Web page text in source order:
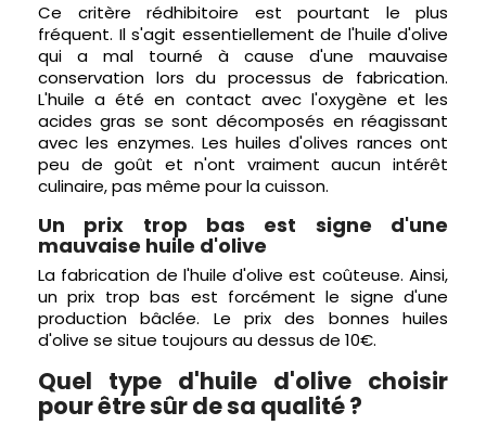
Ce critère rédhibitoire est pourtant le plus
fréquent. Il s'agit essentiellement de l'huile d'olive
qui a mal tourné à cause d'une mauvaise
conservation lors du processus de fabrication.
L'huile a été en contact avec l'oxygène et les
acides gras se sont décomposés en réagissant
avec les enzymes. Les huiles d'olives rances ont
peu de goût et n'ont vraiment aucun intérêt
culinaire, pas même pour la cuisson.
Un prix trop bas est signe d'une
mauvaise huile d'olive
La fabrication de l'huile d'olive est coûteuse. Ainsi,
un prix trop bas est forcément le signe d'une
production bâclée. Le prix des bonnes huiles
d'olive se situe toujours au dessus de 10€.
Quel type d'huile d'olive choisir
pour être sûr de sa qualité ?